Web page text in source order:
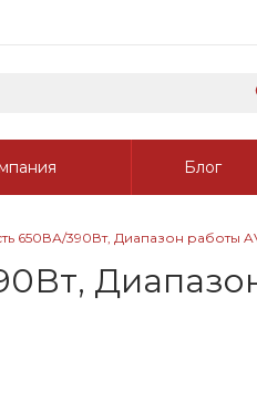
Блог
650ВА/390Вт, Диапазон работы